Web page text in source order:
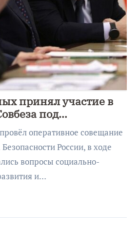
принял участие в
под
Путинаоперативное совещание
России, в ходе
вопросы социально-
и…